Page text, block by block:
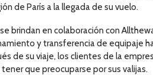
de París a la llegada de su vuelo.
brindan en colaboración con
y transferencia de equipaje
de su viaje, los clientes de la
que preocuparse por sus valijas.